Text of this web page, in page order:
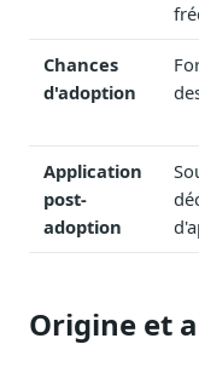
Sources
23 flux indexés
Nouveautés
Le changelog
Ils utilisent
Public Sénat,
Qui sommes-
Méthode, valeurs
Fiabilité,
Chances
d'adoption
Application
post-
adoption
Origine et